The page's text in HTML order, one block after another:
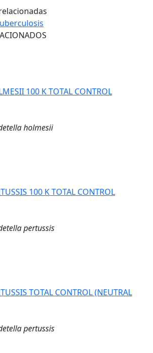
100 K TOTAL CONTROL
holmesii
100 K TOTAL CONTROL
pertussis
TOTAL CONTROL (NEUTRAL
pertussis